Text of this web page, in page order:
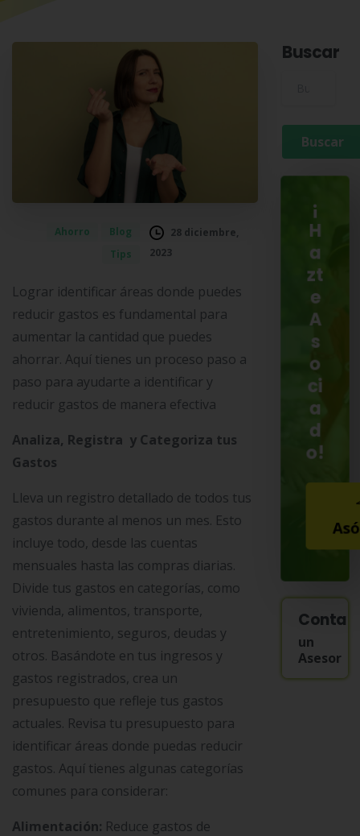
Ahorro
Blog
Tips
28 diciembre,
2023
Lograr identificar áreas donde puedes
reducir gastos es fundamental para
aumentar la cantidad que puedes
ahorrar. Aquí tienes un proceso paso a
paso para ayudarte a identificar y
reducir gastos de manera efectiva
Analiza, Registra y Categoriza tus
Gastos
Lleva un registro detallado de todos tus
gastos durante al menos un mes. Esto
incluye todo, desde las cuentas
mensuales hasta las compras diarias.
Divide tus gastos en categorías, como
vivienda, alimentos, transporte,
entretenimiento, seguros, deudas y
otros. Basándote en tus ingresos y
gastos registrados, crea un
presupuesto que refleje tus gastos
actuales. Revisa tu presupuesto para
identificar áreas donde puedas reducir
gastos. Aquí tienes algunas categorías
comunes para considerar:
Alimentación: Reduce gastos de
Buscar
¡
H
a
zt
e
A
s
o
ci
a
d
o!
un
Asesor